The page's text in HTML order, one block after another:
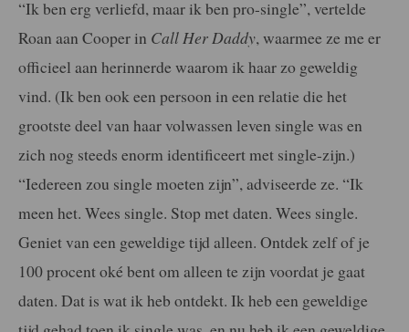
“Ik ben erg verliefd, maar ik ben pro-single”, vertelde
Roan aan Cooper in Call Her Daddy, waarmee ze me er
officieel aan herinnerde waarom ik haar zo geweldig
vind. (Ik ben ook een persoon in een relatie die het
grootste deel van haar volwassen leven single was en
zich nog steeds enorm identificeert met single-zijn.)
“Iedereen zou single moeten zijn”, adviseerde ze. “Ik
meen het. Wees single. Stop met daten. Wees single.
Geniet van een geweldige tijd alleen. Ontdek zelf of je
100 procent oké bent om alleen te zijn voordat je gaat
daten. Dat is wat ik heb ontdekt. ​​Ik heb een geweldige